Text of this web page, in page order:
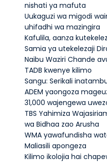
nishati ya mafuta
Uukaguzi wa migodi
uhifadhi wa mazingira
Kafulila, aanza
Samia ya utekelezaji
Naibu Waziri Chande
TADB kwenye kilimo
Sangu: Serikali
ADEM yaongoza
31,000 wajengewa
TBS Yahimiza
wa Bidhaa zao Arusha
WMA yawafundisha
Maliasili apongeza
Kilimo ikolojia hai